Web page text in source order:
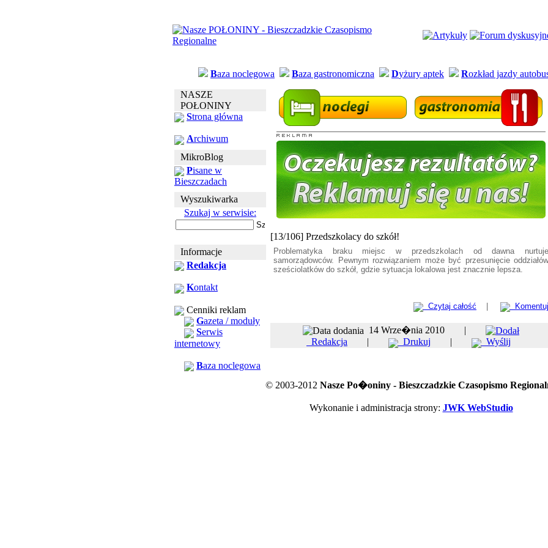
Baza noclegowa Baza gastronomiczna Dyżury aptek Rozkład jazdy
NASZE
POŁONINY
Strona główna
Archiwum
MikroBlog
Pisane w
Bieszczadach
Wyszukiwarka
Szukaj w serwisie:
Informacje
Redakcja
Kontakt
Cenniki reklam
Gazeta / moduły
Serwis
internetowy
Baza noclegowa
[13/106] Przedszkolacy do szkół!
Problematyka braku miejsc w przedszkolach od dawna nurtuje
samorządowców. Pewnym rozwiązaniem może być przesunięcie oddziałów
sześciolatków do szkół, gdzie sytuacja lokalowa jest znacznie lepsza.
Czytaj całość Komentuj
14 Wrze�nia 2010 |
Redakcja | Drukuj | Wyślij
© 2003-2012 Nasze Po�oniny - Bieszczadzkie Czasopismo
Wykonanie i administracja strony: JWK WebStudio